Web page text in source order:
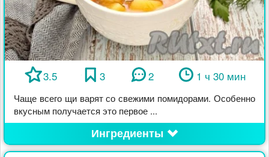
3.5 3 2 1 ч 30 мин
Чаще всего щи варят со свежими помидорами. Особенно
вкусным получается это первое ...
Ингредиенты